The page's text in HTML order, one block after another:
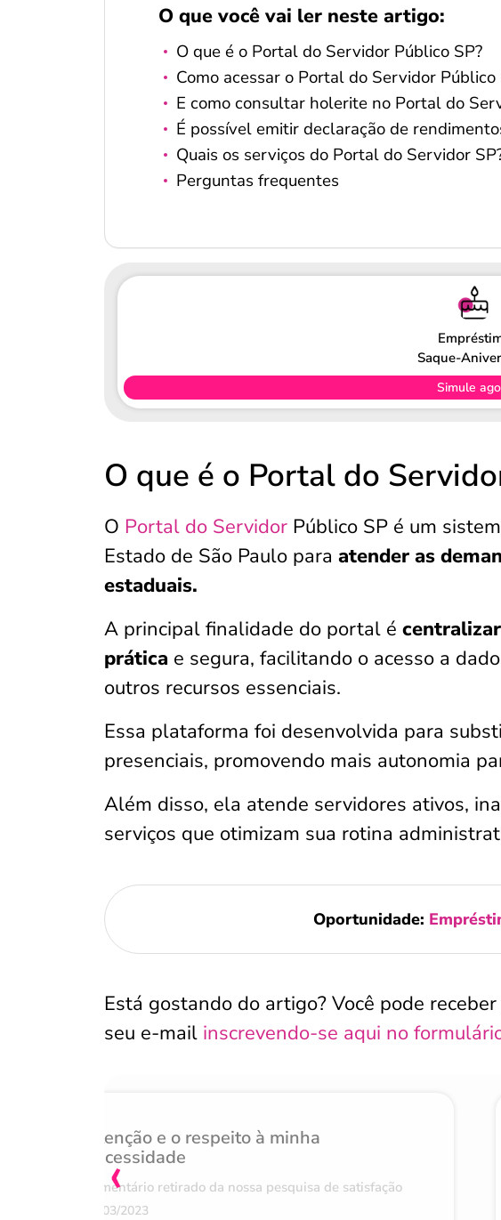
O que você vai ler neste artigo:
O que é o Portal do Servidor Público SP?
Como acessar o Portal do Servidor Público
E como consultar holerite no Portal do
É possível emitir declaração de
Quais os serviços do Portal do Servidor
Perguntas frequentes
Saque-
Simule
O que é o Portal do
O Portal do Servidor Público SP é um
Estado de São Paulo para atender as
estaduais.
A principal finalidade do portal é
prática e segura, facilitando o acesso a
outros recursos essenciais.
Essa plataforma foi desenvolvida para
presenciais, promovendo mais autonomia
Além disso, ela atende servidores ativos,
serviços que otimizam sua rotina
Oportunidade:
Está gostando do artigo? Você pode
seu e-mail inscrevendo-se aqui no
Atenção e o respeito à minha
necessidade
Comentário retirado da nossa pesquisa de satisfação
07/03/2023
‹